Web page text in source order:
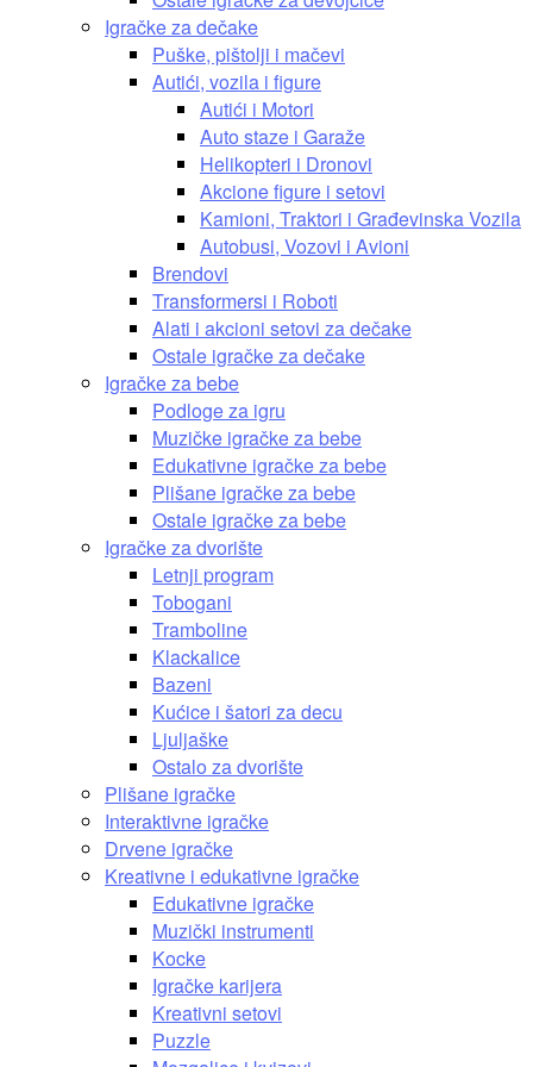
Igračke za dečake
Puške, pištolji i mačevi
Autići, vozila i figure
Autići i Motori
Auto staze i Garaže
Helikopteri i Dronovi
Akcione figure i setovi
Kamioni, Traktori i Građevinska Vozila
Autobusi, Vozovi i Avioni
Brendovi
Transformersi i Roboti
Alati i akcioni setovi za dečake
Ostale igračke za dečake
Igračke za bebe
Podloge za igru
Muzičke igračke za bebe
Edukativne igračke za bebe
Plišane igračke za bebe
Ostale igračke za bebe
Igračke za dvorište
Letnji program
Tobogani
Tramboline
Klackalice
Bazeni
Kućice i šatori za decu
Ljuljaške
Ostalo za dvorište
Plišane igračke
Interaktivne igračke
Drvene igračke
Kreativne i edukativne igračke
Edukativne igračke
Muzički instrumenti
Kocke
Igračke karijera
Kreativni setovi
Puzzle